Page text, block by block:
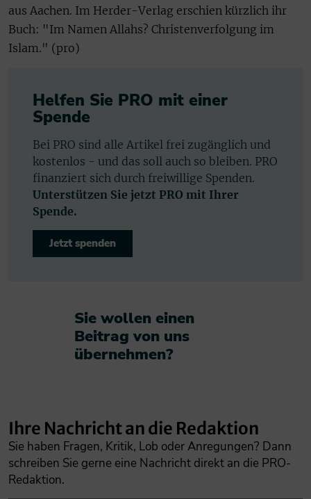
aus Aachen. Im Herder-Verlag erschien kürzlich ihr
Buch: "Im Namen Allahs? Christenverfolgung im
Islam." (pro)
Helfen Sie PRO mit einer
Spende
Bei PRO sind alle Artikel frei zugänglich und
kostenlos - und das soll auch so bleiben. PRO
finanziert sich durch freiwillige Spenden.
Unterstützen Sie jetzt PRO mit Ihrer
Spende.
Jetzt spenden
Sie wollen einen
Beitrag von uns
übernehmen?​
Ihre Nachricht an die Redaktion
Sie haben Fragen, Kritik, Lob oder Anregungen? Dann
schreiben Sie gerne eine Nachricht direkt an die PRO-
Redaktion.